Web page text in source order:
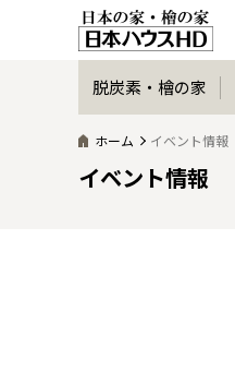
脱炭素・檜の家
ホーム イベント情報
イベント情報